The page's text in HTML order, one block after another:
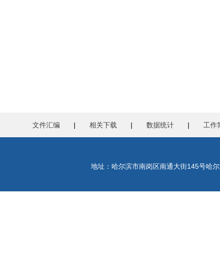
文件汇编 | 相关下载 | 数据统计 | 工作
地址：哈尔滨市南岗区南通大街145号哈